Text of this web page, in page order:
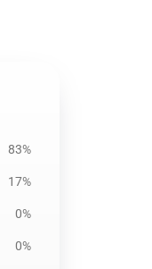
83%
17%
0%
0%